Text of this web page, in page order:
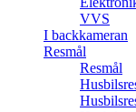
VVS
I backkameran
Resmål
Resmål